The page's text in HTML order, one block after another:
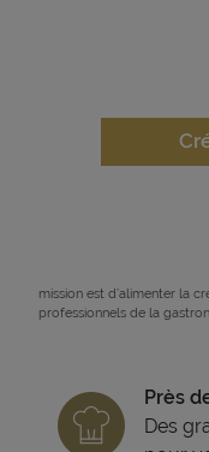
mission est d’alimenter la
professionnels de la
Valrhona Selection, c’est
complémentaires, toutes
Adamance, Chocolatree,
vous proposons aussi des
Près
Des